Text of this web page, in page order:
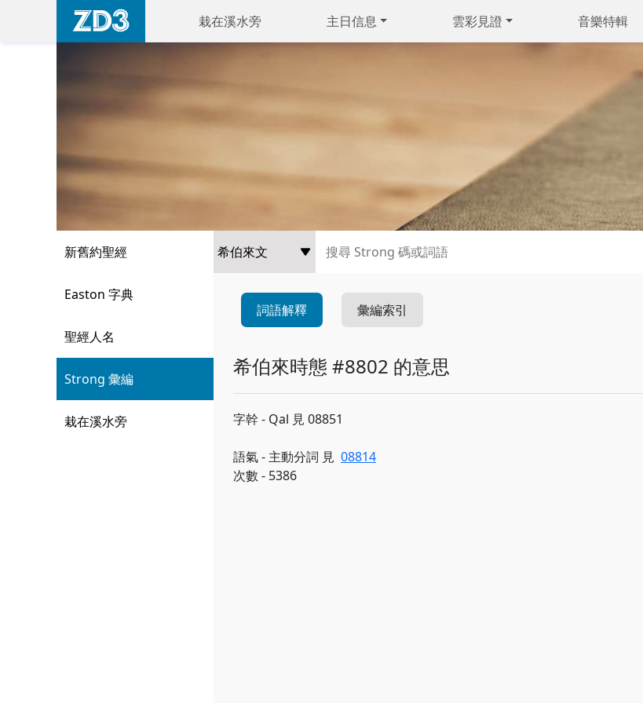
栽在溪水旁 主日信息 雲彩見證 音樂特輯
新舊約聖經
Easton 字典
聖經人名
Strong 彙編
栽在溪水旁
詞語解釋 彙編索引
希伯來時態 #8802 的意思
字幹 - Qal 見 08851
語氣 - 主動分詞 見 08814
次數 - 5386